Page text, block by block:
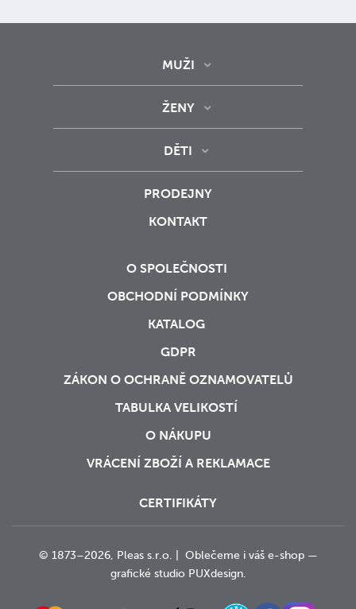
MUŽI
ŽENY
DĚTI
PRODEJNY
KONTAKT
O SPOLEČNOSTI
OBCHODNÍ PODMÍNKY
KATALOG
GDPR
ZÁKON O OCHRANĚ OZNAMOVATELŮ
TABULKA VELIKOSTÍ
O NÁKUPU
VRÁCENÍ ZBOŽÍ A REKLAMACE
CERTIFIKÁTY
© 1873–2026, Pleas s.r.o. | Oblečeme i váš e-shop —
grafické studioPUXdesign.